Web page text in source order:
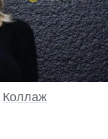
Коллаж